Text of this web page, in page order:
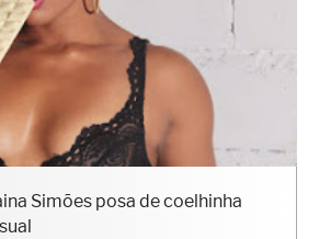
Simões posa de coelhinha